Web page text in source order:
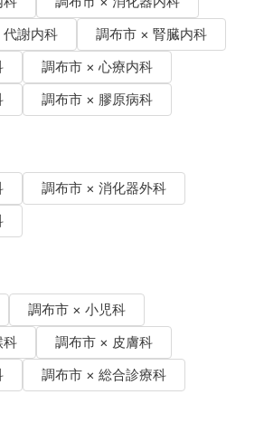
謝内科
調布市 × 腎臓内科
調布市 × 心療内科
調布市 × 膠原病科
調布市 × 消化器外科
調布市 × 小児科
科
調布市 × 皮膚科
調布市 × 総合診療科